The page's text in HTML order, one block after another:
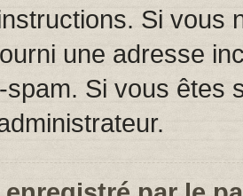
Si vous
une adresse
Si vous êtes